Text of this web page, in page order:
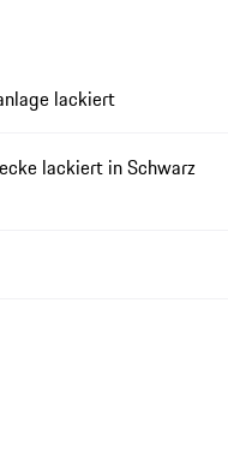
lackiert
lackiert in Schwarz